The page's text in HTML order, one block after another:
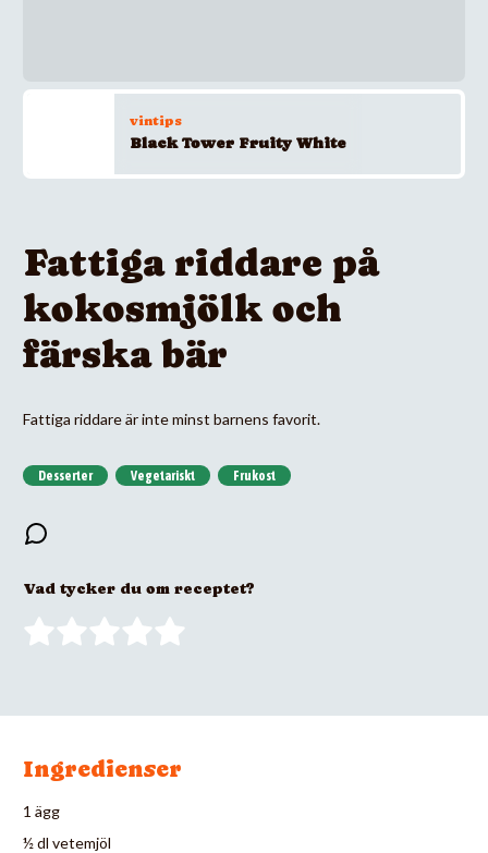
vintips
Black Tower Fruity White
Fattiga riddare på
kokosmjölk och
färska bär
Fattiga riddare är inte minst barnens favorit.
Desserter Vegetariskt Frukost
Vad tycker du om receptet?
Ingredienser
1 ägg
½ dl vetemjöl